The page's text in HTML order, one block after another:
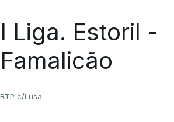
I Liga. Estoril -
Famalicão
RTP c/Lusa